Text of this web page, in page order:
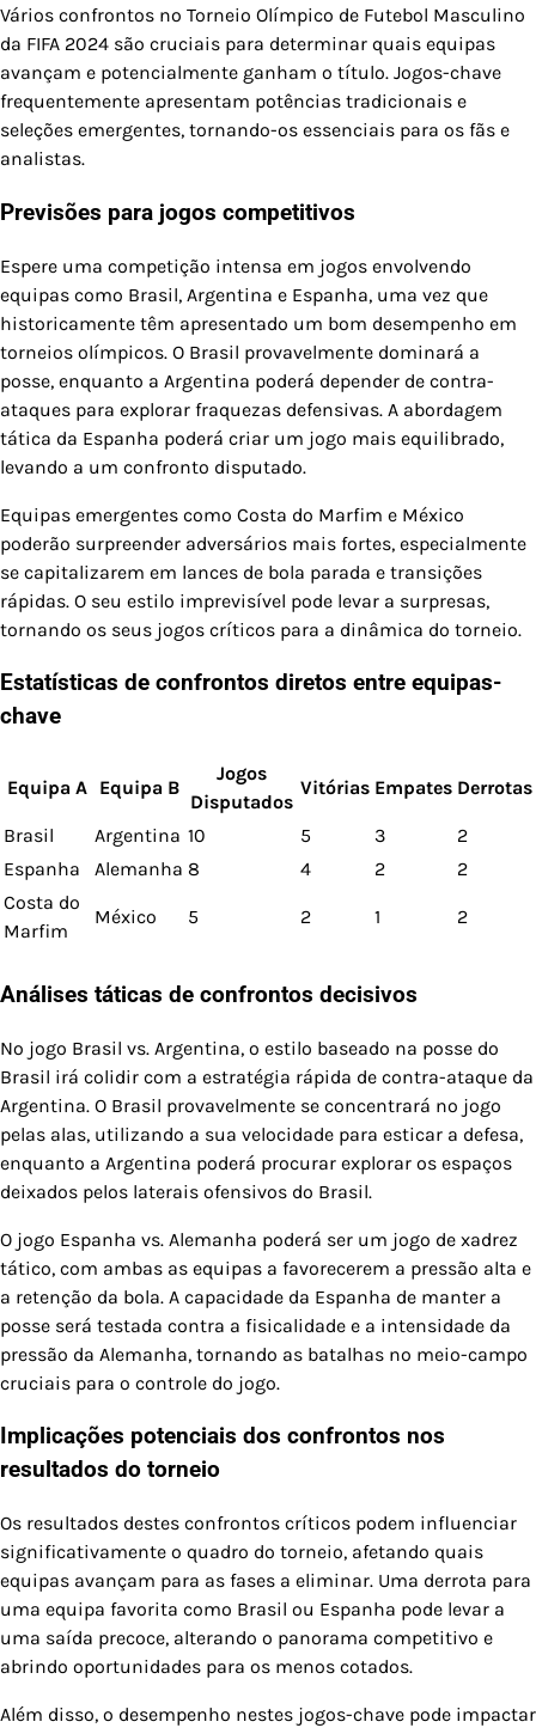
Vários confrontos no Torneio Olímpico de Futebol Masculino
da FIFA 2024 são cruciais para determinar quais equipas
avançam e potencialmente ganham o título. Jogos-chave
frequentemente apresentam potências tradicionais e
seleções emergentes, tornando-os essenciais para os fãs e
analistas.
Previsões para jogos competitivos
Espere uma competição intensa em jogos envolvendo
equipas como Brasil, Argentina e Espanha, uma vez que
historicamente têm apresentado um bom desempenho em
torneios olímpicos. O Brasil provavelmente dominará a
posse, enquanto a Argentina poderá depender de contra-
ataques para explorar fraquezas defensivas. A abordagem
tática da Espanha poderá criar um jogo mais equilibrado,
levando a um confronto disputado.
Equipas emergentes como Costa do Marfim e México
poderão surpreender adversários mais fortes, especialmente
se capitalizarem em lances de bola parada e transições
rápidas. O seu estilo imprevisível pode levar a surpresas,
tornando os seus jogos críticos para a dinâmica do torneio.
Estatísticas de confrontos diretos entre equipas-
chave
Equipa A Equipa B
Jogos
Disputados
Vitórias Empates Derrotas
Brasil Argentina 10 5 3
2
Espanha
Alemanha 8 4 2
2
Costa do
Marfim
México 5 2 1 2
Análises táticas de confrontos decisivos
No jogo Brasil vs. Argentina, o estilo baseado na posse do
Brasil irá colidir com a estratégia rápida de contra-ataque da
Argentina. O Brasil provavelmente se concentrará no jogo
pelas alas, utilizando a sua velocidade para esticar a defesa,
enquanto a Argentina poderá procurar explorar os espaços
deixados pelos laterais ofensivos do Brasil.
O jogo Espanha vs. Alemanha poderá ser um jogo de xadrez
tático, com ambas as equipas a favorecerem a pressão alta e
a retenção da bola. A capacidade da Espanha de manter a
posse será testada contra a fisicalidade e a intensidade da
pressão da Alemanha, tornando as batalhas no meio-campo
cruciais para o controle do jogo.
Implicações potenciais dos confrontos nos
resultados do torneio
Os resultados destes confrontos críticos podem influenciar
significativamente o quadro do torneio, afetando quais
equipas avançam para as fases a eliminar. Uma derrota para
uma equipa favorita como Brasil ou Espanha pode levar a
uma saída precoce, alterando o panorama competitivo e
abrindo oportunidades para os menos cotados.
Além disso, o desempenho nestes jogos-chave pode impactar